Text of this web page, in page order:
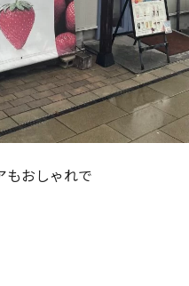
もおしゃれで